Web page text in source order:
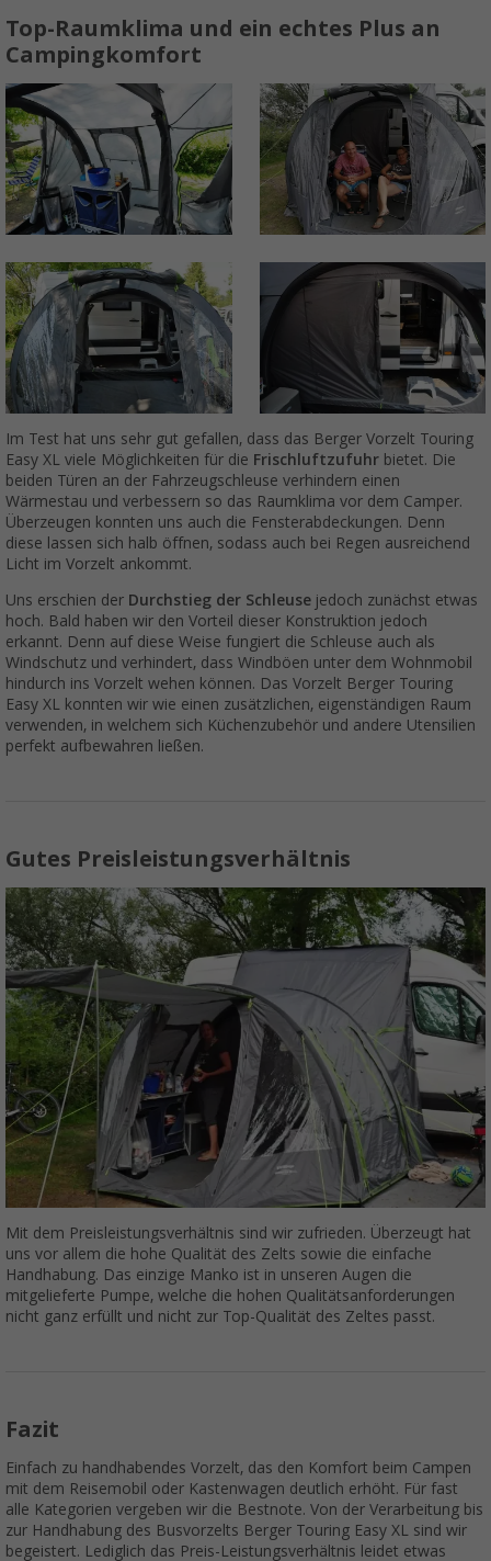
Top-Raumklima und ein echtes Plus an
Campingkomfort
Im Test hat uns sehr gut gefallen, dass das Berger Vorzelt Touring
Easy XL viele Möglichkeiten für die Frischluftzufuhr bietet. Die
beiden Türen an der Fahrzeugschleuse verhindern einen
Wärmestau und verbessern so das Raumklima vor dem Camper.
Überzeugen konnten uns auch die Fensterabdeckungen. Denn
diese lassen sich halb öffnen, sodass auch bei Regen ausreichend
Licht im Vorzelt ankommt.
Uns erschien der Durchstieg der Schleuse jedoch zunächst etwas
hoch. Bald haben wir den Vorteil dieser Konstruktion jedoch
erkannt. Denn auf diese Weise fungiert die Schleuse auch als
Windschutz und verhindert, dass Windböen unter dem Wohnmobil
hindurch ins Vorzelt wehen können. Das Vorzelt Berger Touring
Easy XL konnten wir wie einen zusätzlichen, eigenständigen Raum
verwenden, in welchem sich Küchenzubehör und andere Utensilien
perfekt aufbewahren ließen.
Gutes Preisleistungsverhältnis
Mit dem Preisleistungsverhältnis sind wir zufrieden. Überzeugt hat
uns vor allem die hohe Qualität des Zelts sowie die einfache
Handhabung. Das einzige Manko ist in unseren Augen die
mitgelieferte Pumpe, welche die hohen Qualitätsanforderungen
nicht ganz erfüllt und nicht zur Top-Qualität des Zeltes passt.
Fazit
Einfach zu handhabendes Vorzelt, das den Komfort beim Campen
mit dem Reisemobil oder Kastenwagen deutlich erhöht. Für fast
alle Kategorien vergeben wir die Bestnote. Von der Verarbeitung bis
zur Handhabung des Busvorzelts Berger Touring Easy XL sind wir
begeistert. Lediglich das Preis-Leistungsverhältnis leidet etwas